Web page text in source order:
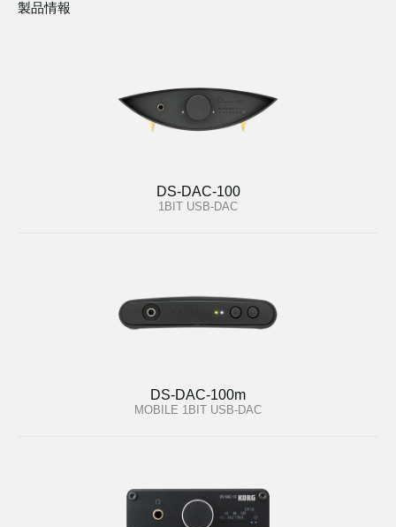
製品情報
DS-DAC-100
1BIT USB-DAC
DS-DAC-100m
MOBILE 1BIT USB-DAC